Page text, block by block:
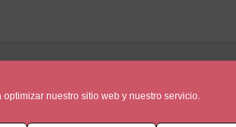
nuestro sitio web y nuestro servicio.